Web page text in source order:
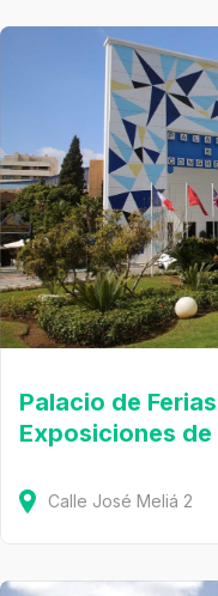
Palacio de
Exposiciones
Calle José Meliá 2